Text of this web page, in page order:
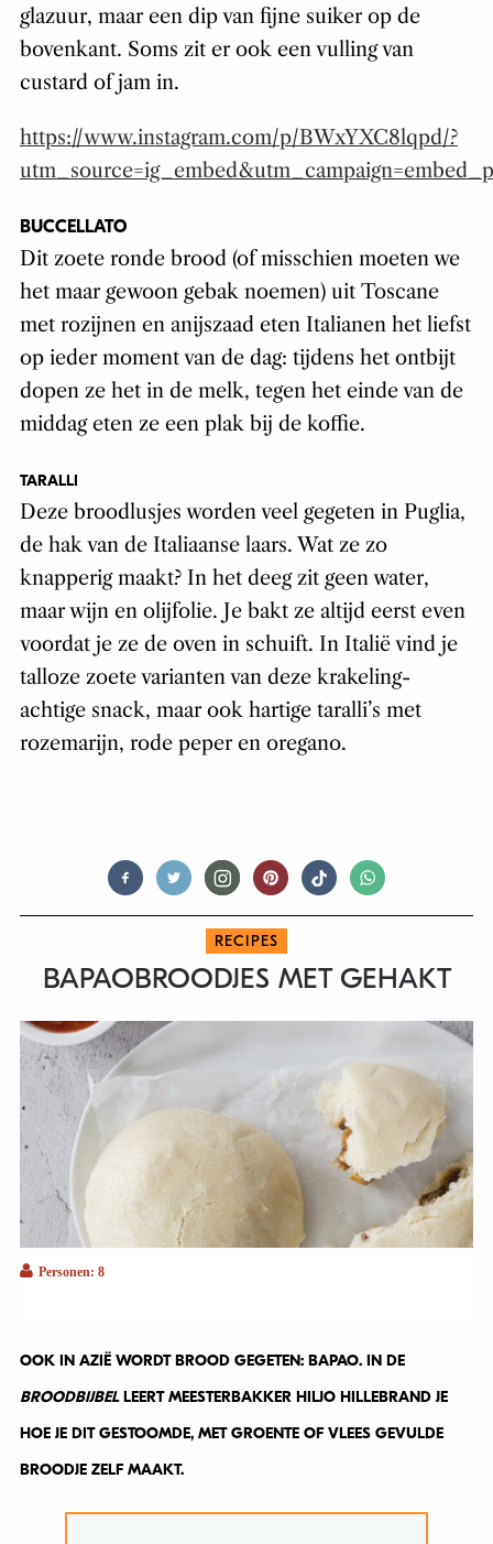
glazuur, maar een dip van fijne suiker op de
bovenkant. Soms zit er ook een vulling van
custard of jam in.
https://www.instagram.com/p/BWxYXC8lqpd/?
BUCCELLATO
Dit zoete ronde brood (of misschien moeten we
het maar gewoon gebak noemen) uit Toscane
met rozijnen en anijszaad eten Italianen het liefst
op ieder moment van de dag: tijdens het ontbijt
dopen ze het in de melk, tegen het einde van de
middag eten ze een plak bij de koffie.
TARALLI
Deze broodlusjes worden veel gegeten in Puglia,
de hak van de Italiaanse laars. Wat ze zo
knapperig maakt? In het deeg zit geen water,
maar wijn en olijfolie. Je bakt ze altijd eerst even
voordat je ze de oven in schuift. In Italië vind je
talloze zoete varianten van deze krakeling-
achtige snack, maar ook hartige taralli’s met
rozemarijn, rode peper en oregano.
RECIPES
BAPAOBROODJES MET GEHAKT
Personen: 8
OOK IN AZIË WORDT BROOD GEGETEN: BAPAO. IN DE
BROODBIJBELLEERT MEESTERBAKKER HILJO HILLEBRAND JE
HOE JE DIT GESTOOMDE, MET GROENTE OF VLEES GEVULDE
BROODJE ZELF MAAKT.